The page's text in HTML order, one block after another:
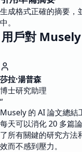
生成格式正確的摘要，
中。
用戶對
莎拉·湯普森
博士研究助理
“
Musely 的 AI 論文總結
每天可以消化 20 多篇
了所有關鍵的研究方法
效而不感到壓力。